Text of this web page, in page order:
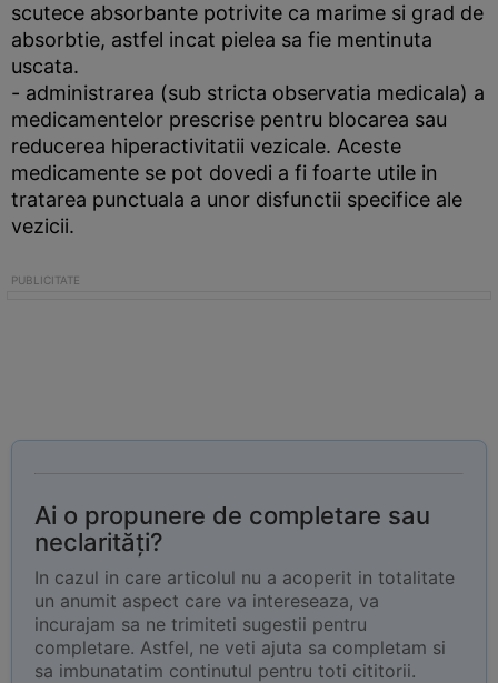
scutece absorbante potrivite ca marime si grad de
absorbtie, astfel incat pielea sa fie mentinuta
uscata.
- administrarea (sub stricta observatia medicala) a
medicamentelor prescrise pentru blocarea sau
reducerea hiperactivitatii vezicale. Aceste
medicamente se pot dovedi a fi foarte utile in
tratarea punctuala a unor disfunctii specifice ale
vezicii.
Ai o propunere de completare sau
neclarități?
In cazul in care articolul nu a acoperit in totalitate
un anumit aspect care va intereseaza, va
incurajam sa ne trimiteti sugestii pentru
completare. Astfel, ne veti ajuta sa completam si
sa imbunatatim continutul pentru toti cititorii.